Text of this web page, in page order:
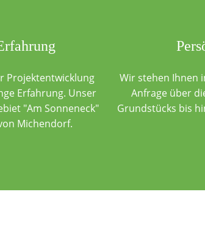
Projektentwicklung
Erfahrung. Unser
"Am Sonneneck"
Michendorf.
Wir stehen Ihnen
Anfrage über
Grundstücks bis